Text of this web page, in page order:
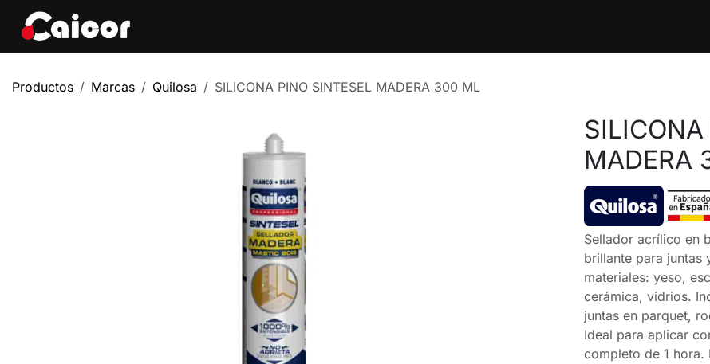
Productos Marcas Quilosa SILICONA PINO SINTESEL MADERA 300 ML
MADERA
Sellador acrílico en
brillante para juntas
materiales: yeso,
cerámica, vidrios.
juntas en parquet,
Ideal para aplicar
completo de 1